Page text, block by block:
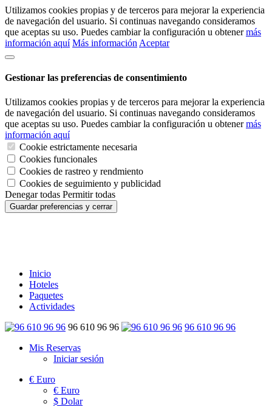
Utilizamos cookies propias y de terceros para mejorar la experiencia
de navegación del usuario. Si continuas navegando consideramos
que aceptas su uso. Puedes cambiar la configuración u obtenermás
información aquí Más información Aceptar
Gestionar las preferencias de consentimiento
Utilizamos cookies propias y de terceros para mejorar la experiencia
de navegación del usuario. Si continuas navegando consideramos
que aceptas su uso. Puedes cambiar la configuración u obtenermás
información aquí
Cookie estrictamente necesaria
Cookies funcionales
Cookies de rastreo y rendmiento
Cookies de seguimiento y publicidad
Denegar todas Permitir todas
Guardar preferencias y cerrar
Inicio
Hoteles
Paquetes
Actividades
96 610 96 96
96 610 96 96
Mis Reservas
Iniciar sesión
€ Euro
€ Euro
$ Dolar